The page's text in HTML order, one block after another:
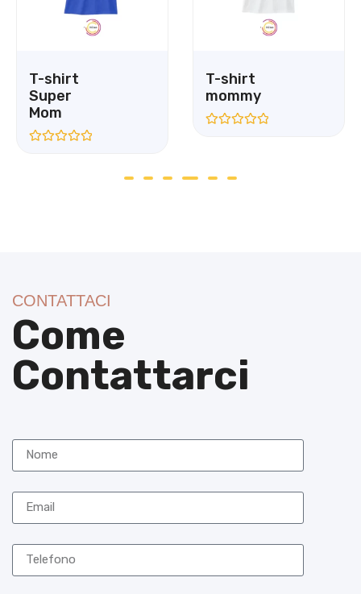
T-shirt
Super
Mom
T-shirt
mommy
CONTATTACI
Come
Contattarci